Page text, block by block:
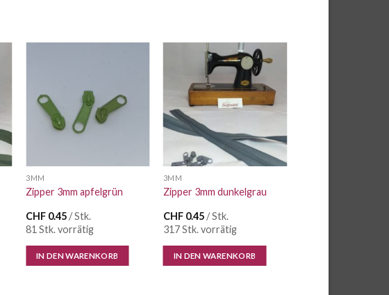
Wunschliste
3MM
Zipper 3mm apfelgrün
CHF 0.45/ Stk.
81 Stk. vorrätig
IN DEN WARENKORB
Auf die
Wunschliste
3MM
Zipper 3mm dunkelgrau
CHF0.45/ Stk.
317 Stk. vorrätig
IN DEN WARENKORB